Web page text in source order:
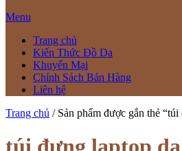
Menu
Trang chủ
Kiến Thức Đồ Da
Khuyến Mại
Chính Sách Bán Hàng
Liên hệ
Trang chủ / Sản phẩm được gắn thẻ